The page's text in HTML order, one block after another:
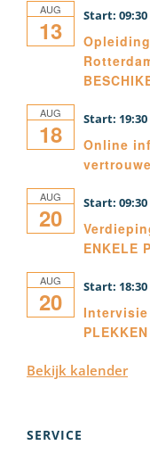
AUG
13 09:30
AUG
18 19:30
Online
AUG
20 09:30
ENKELE
AUG
20 18:30
Intervisie
Bekijk kalender
SERVICE